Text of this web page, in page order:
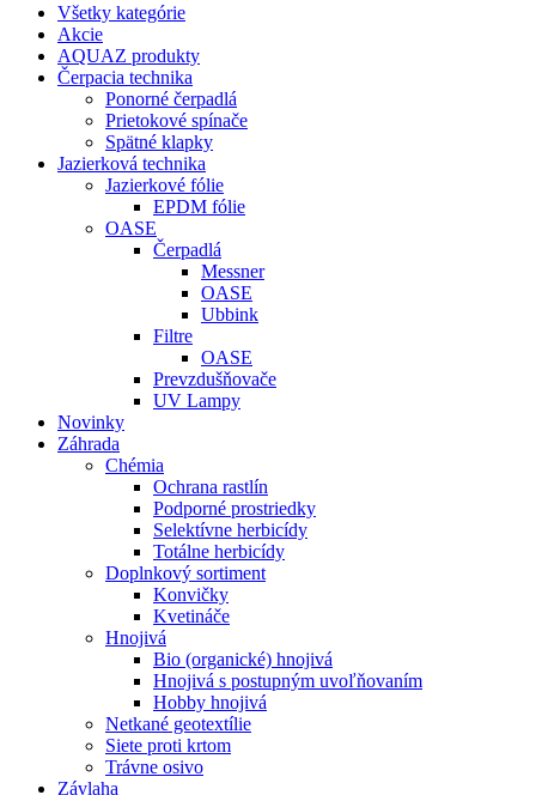
Všetky kategórie
Akcie
AQUAZ produkty
Čerpacia technika
Ponorné čerpadlá
Prietokové spínače
Spätné klapky
Jazierková technika
Jazierkové fólie
EPDM fólie
OASE
Čerpadlá
Messner
OASE
Ubbink
Filtre
OASE
Prevzdušňovače
UV Lampy
Novinky
Záhrada
Chémia
Ochrana rastlín
Podporné prostriedky
Selektívne herbicídy
Totálne herbicídy
Doplnkový sortiment
Konvičky
Kvetináče
Hnojivá
Bio (organické) hnojivá
Hnojivá s postupným uvoľňovaním
Hobby hnojivá
Netkané geotextílie
Siete proti krtom
Trávne osivo
Závlaha